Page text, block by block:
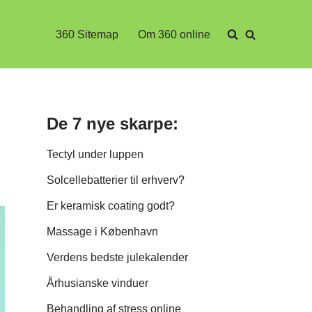
360 Sitemap Om 360 online
De 7 nye skarpe:
Tectyl under luppen
Solcellebatterier til erhverv?
Er keramisk coating godt?
Massage i København
Verdens bedste julekalender
Århusianske vinduer
Behandling af stress online